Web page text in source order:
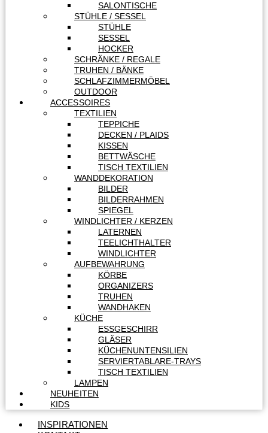
SALONTISCHE
STÜHLE / SESSEL
STÜHLE
SESSEL
HOCKER
SCHRÄNKE / REGALE
TRUHEN / BÄNKE
SCHLAFZIMMERMÖBEL
OUTDOOR
ACCESSOIRES
TEXTILIEN
TEPPICHE
DECKEN / PLAIDS
KISSEN
BETTWÄSCHE
TISCH TEXTILIEN
WANDDEKORATION
BILDER
BILDERRAHMEN
SPIEGEL
WINDLICHTER / KERZEN
LATERNEN
TEELICHTHALTER
WINDLICHTER
AUFBEWAHRUNG
KÖRBE
ORGANIZERS
TRUHEN
WANDHAKEN
KÜCHE
ESSGESCHIRR
GLÄSER
KÜCHENUNTENSILIEN
SERVIERTABLARE-TRAYS
TISCH TEXTILIEN
LAMPEN
NEUHEITEN
KIDS
INSPIRATIONEN